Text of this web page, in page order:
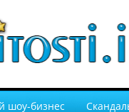
шоу-бизнес